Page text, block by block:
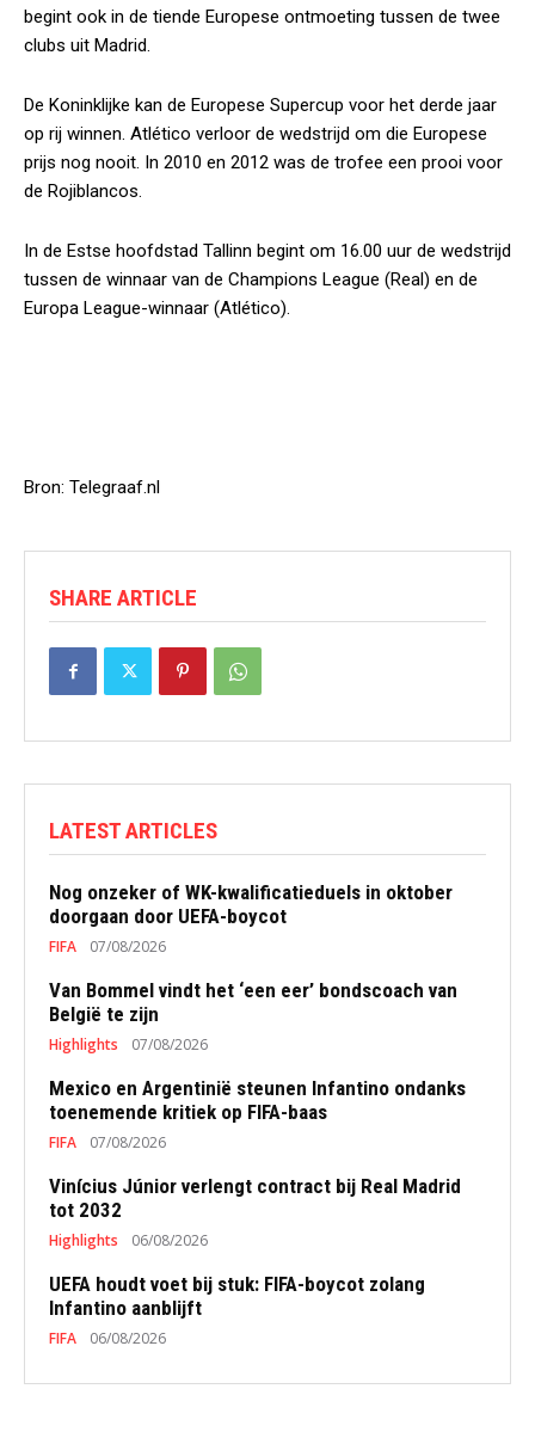
begint ook in de tiende Europese ontmoeting tussen de twee
clubs uit Madrid.
De Koninklijke kan de Europese Supercup voor het derde jaar
op rij winnen. Atlético verloor de wedstrijd om die Europese
prijs nog nooit. In 2010 en 2012 was de trofee een prooi voor
de Rojiblancos.
In de Estse hoofdstad Tallinn begint om 16.00 uur de wedstrijd
tussen de winnaar van de Champions League (Real) en de
Europa League-winnaar (Atlético).
Bron: Telegraaf.nl
SHARE ARTICLE
LATEST ARTICLES
Nog onzeker of WK-kwalificatieduels in oktober
doorgaan door UEFA-boycot
FIFA 07/08/2026
Van Bommel vindt het ‘een eer’ bondscoach van
België te zijn
Highlights 07/08/2026
Mexico en Argentinië steunen Infantino ondanks
toenemende kritiek op FIFA-baas
FIFA 07/08/2026
Vinícius Júnior verlengt contract bij Real Madrid
tot 2032
Highlights 06/08/2026
UEFA houdt voet bij stuk: FIFA-boycot zolang
Infantino aanblijft
FIFA 06/08/2026